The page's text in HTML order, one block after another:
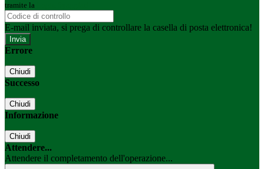
tramite la
E-mail inviata, si prega di controllare la casella di posta elettronica!
Errore
Chiudi
Successo
Chiudi
Informazione
Chiudi
Attendere...
Attendere il completamento dell'operazione...